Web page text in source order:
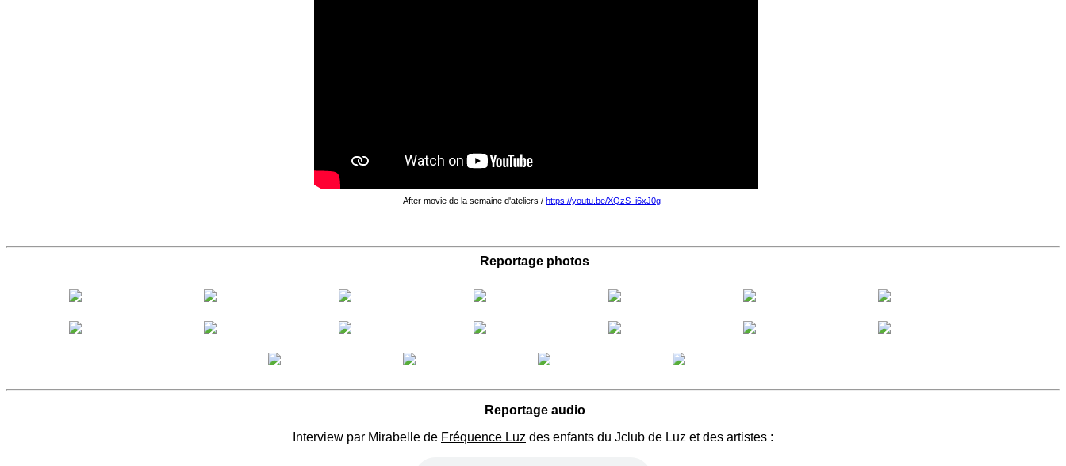
After movie de la semaine d'ateliers / https://youtu.be/XQzS_i6xJ0g
Reportage photos
Reportage audio
Interview par Mirabelle de Fréquence Luz des enfants du Jclub de Luz et des artistes :